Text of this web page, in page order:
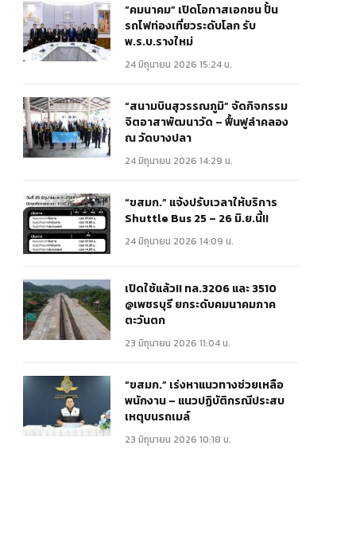
“คมนาคม” เปิดโอกาสเอกชน ปั้น
รถไฟท่องเที่ยวระดับโลก รับ
พ.ร.บ.รางใหม่
24 มิถุนายน 2026 15:24 น.
“สนามบินสุวรรณภูมิ” จัดกิจกรรม
จิตอาสาพัฒนาวัด – ฟื้นฟูลำคลอง
ณ วัดบางปลา
24 มิถุนายน 2026 14:29 น.
“ขสมก.” แจ้งปรับเวลาให้บริการ
Shuttle Bus 25 – 26 มิ.ย.นี้!!
24 มิถุนายน 2026 14:09 น.
เปิดใช้แล้ว!! ทล.3206 และ 3510
@เพชรบุรี ยกระดับคมนาคมภาค
ตะวันตก
23 มิถุนายน 2026 11:04 น.
“ขสมก.” เร่งหาแนวทางช่วยเหลือ
พนักงาน – แนวปฏิบัติกรณีประสบ
เหตุบนรถเมล์
23 มิถุนายน 2026 10:18 น.